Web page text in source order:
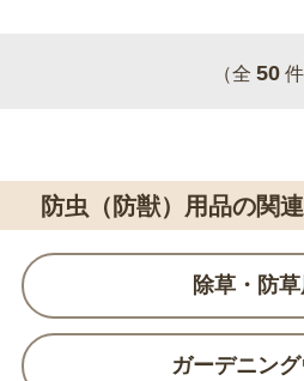
（全 50 件
防虫（防獣）用品の関
除草・防
ガーデニン